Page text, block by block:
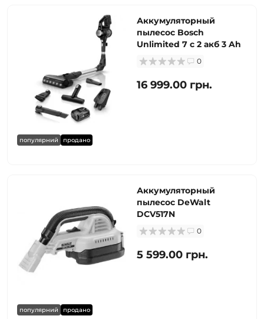
популярний продано
Аккумуляторный
пылесос Bosch
Unlimited 7 с 2 акб 3 Ah
0
16 999.00 грн.
популярний продано
Аккумуляторный
пылесос DeWalt
DCV517N
0
5 599.00 грн.